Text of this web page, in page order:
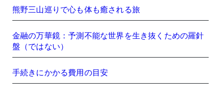
熊野三山巡りで心も体も癒される旅
金融の万華鏡：予測不能な世界を生き抜くための羅針
盤（ではない）
手続きにかかる費用の目安